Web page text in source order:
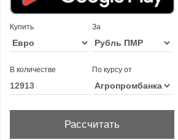
Купить За
В количестве По курсу от